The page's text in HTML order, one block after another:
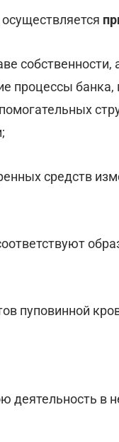
процессы банка,
средств
пуповинной
деятельность в